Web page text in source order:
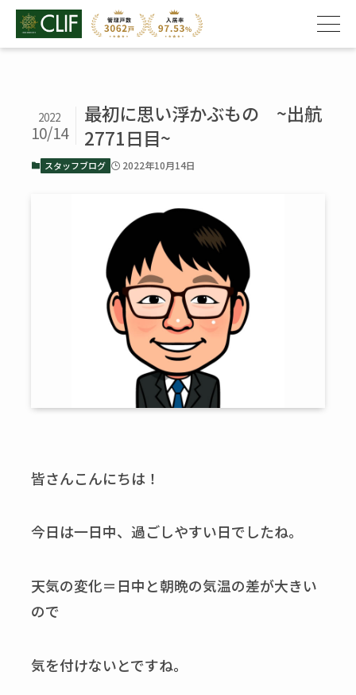
最初に思い浮かぶもの ~出航
2771日目~
2022
10/14
スタッフブログ 2022年10月14日
皆さんこんにちは！
今日は一日中、過ごしやすい日でしたね。
天気の変化＝日中と朝晩の気温の差が大きい
ので
気を付けないとですね。